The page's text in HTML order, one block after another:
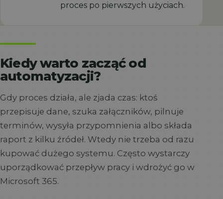
proces po pierwszych użyciach.
Kiedy warto zacząć od
automatyzacji?
Gdy proces działa, ale zjada czas: ktoś
przepisuje dane, szuka załączników, pilnuje
terminów, wysyła przypomnienia albo składa
raport z kilku źródeł. Wtedy nie trzeba od razu
kupować dużego systemu. Często wystarczy
uporządkować przepływ pracy i wdrożyć go w
Microsoft 365.